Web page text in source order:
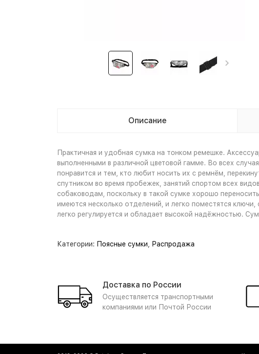
Описание
Практичная и удобная сумка на тонком ремешке.
выполненными в различной цветовой гамме. Во всех
понравится и тем, кто любит носить их с ремнём,
спутником во время пробежек, занятий спортом всех
собаководам, поскольку в такой сумке хорошо
имеются несколько отделений, и легко поместятся
легко регулируется и обладает высокой надёжностью.
Категории: Поясные сумки Распродажа
Доставка по России
Осуществляется транспортными
компаниями или Почтой России